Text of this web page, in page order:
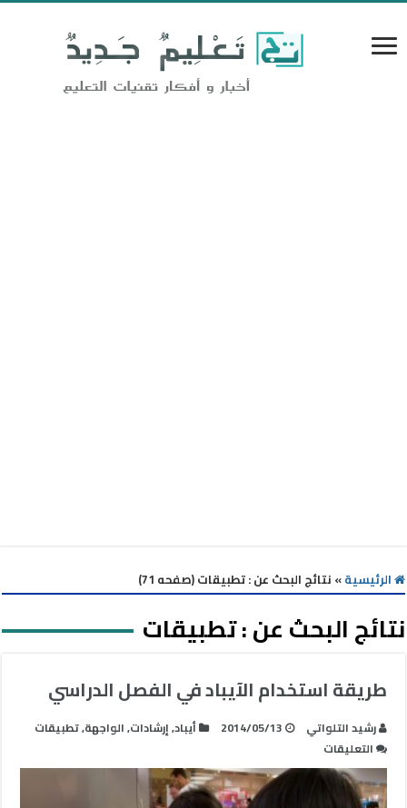
الرئيسية» نتائج البحث عن : تطبيقات (صفحه 71)
نتائج البحث عن :تطبيقات
طريقة استخدام الآيباد في الفصل الدراسي
رشيد التلواتي 2014/05/13 أيباد,إرشادات,الواجهة,تطبيقات
التعليقات
طريقة